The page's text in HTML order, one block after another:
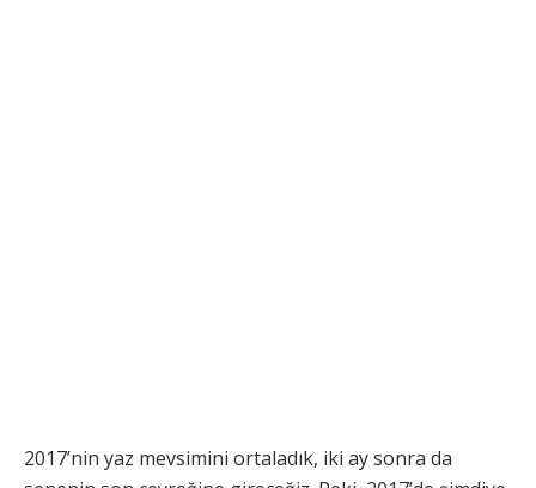
2017’nin yaz mevsimini ortaladık, iki ay sonra da